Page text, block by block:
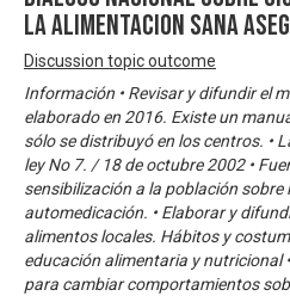
LA ALIMENTACION SANA
Discussion topic outcome
Información • Revisar y difundir el
elaborado en 2016. Existe un
sólo se distribuyó en los centros. •
ley No 7. / 18 de octubre 2002 •
sensibilización a la población sobre
automedicación. • Elaborar y
alimentos locales. Hábitos y
educación alimentaria y nutricional
para cambiar comportamientos